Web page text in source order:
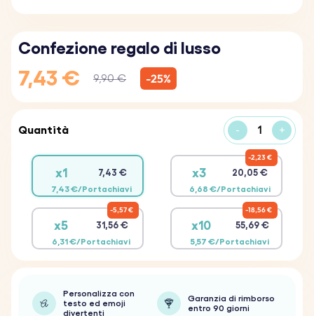
Confezione regalo di lusso
7,43 € 9,90 € -25%
Quantità - +
x1 7,43 €
7,43 €/Portachiavi
x3 20,05 €
6,68 €/Portachiavi
2,23 €
x5 31,56 €
6,31 €/Portachiavi
5,57 €
x10 55,69 €
5,57 €/Portachiavi
18,56 €
Personalizza con
testo ed emoji
divertenti
Garanzia di rimborso
entro 90 giorni